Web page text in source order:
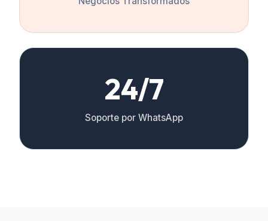
24/7
Soporte por WhatsApp